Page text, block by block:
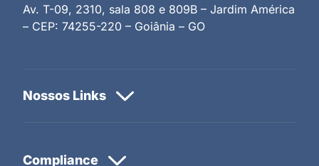
Av. T-09, 2310, sala 808 e 809B – Jardim América
– CEP: 74255-220 – Goiânia – GO